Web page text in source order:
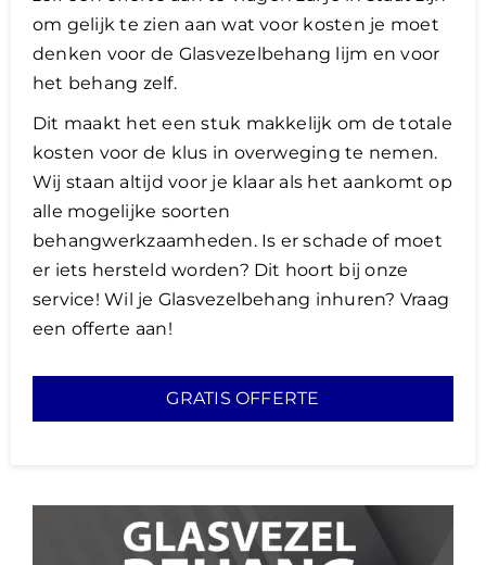
om gelijk te zien aan wat voor kosten je moet
denken voor de Glasvezelbehang lijm en voor
het behang zelf.
​Dit maakt het een stuk makkelijk om de totale
kosten voor de klus in overweging te nemen.
Wij staan altijd voor je klaar als het aankomt op
alle mogelijke soorten
behangwerkzaamheden. Is er schade of moet
er iets hersteld worden? Dit hoort bij onze
service! Wil je Glasvezelbehang inhuren? Vraag
een offerte aan!
GRATIS OFFERTE